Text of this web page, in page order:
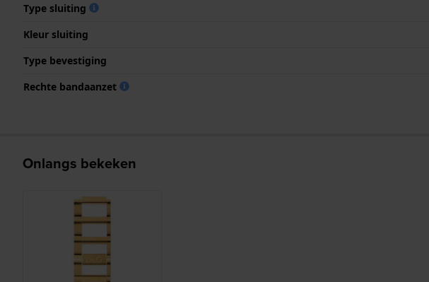
Type sluiting
Kleur sluiting
Type bevestiging
Rechte bandaanzet
Onlangs bekeken